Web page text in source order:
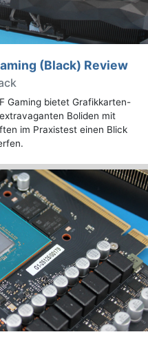
(Black) Review
Gaming bietet Grafikkarten-
Boliden mit
im Praxistest einen Blick